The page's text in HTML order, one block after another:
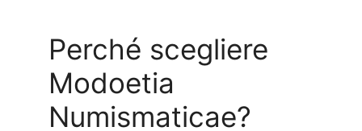
Perché scegliere
Modoetia
Numismaticae?